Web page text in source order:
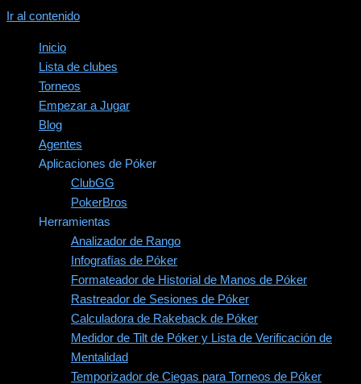
Ir al contenido
Inicio
Lista de clubes
Torneos
Empezar a Jugar
Blog
Agentes
Aplicaciones de Póker
ClubGG
PokerBros
Herramientas
Analizador de Rango
Infografías de Póker
Formateador de Historial de Manos de Póker
Rastreador de Sesiones de Póker
Calculadora de Rakeback de Póker
Medidor de Tilt de Póker y Lista de Verificación de
Mentalidad
Temporizador de Ciegas para Torneos de Póker